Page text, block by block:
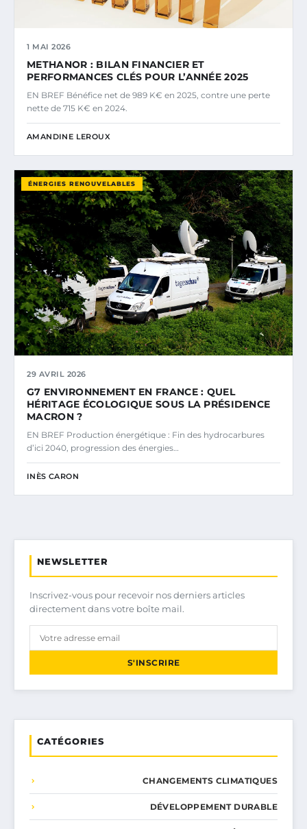
1 MAI 2026
METHANOR : BILAN FINANCIER ET
PERFORMANCES CLÉS POUR L’ANNÉE 2025
EN BREF Bénéfice net de 989 K€ en 2025, contre une perte
nette de 715 K€ en 2024.
AMANDINE LEROUX
ÉNERGIES RENOUVELABLES
29 AVRIL 2026
G7 ENVIRONNEMENT EN FRANCE : QUEL
HÉRITAGE ÉCOLOGIQUE SOUS LA PRÉSIDENCE
MACRON ?
EN BREF Production énergétique : Fin des hydrocarbures
d’ici 2040, progression des énergies…
INÈS CARON
NEWSLETTER
Inscrivez-vous pour recevoir nos derniers articles
directement dans votre boîte mail.
S'INSCRIRE
CATÉGORIES
CHANGEMENTS CLIMATIQUES
DÉVELOPPEMENT DURABLE